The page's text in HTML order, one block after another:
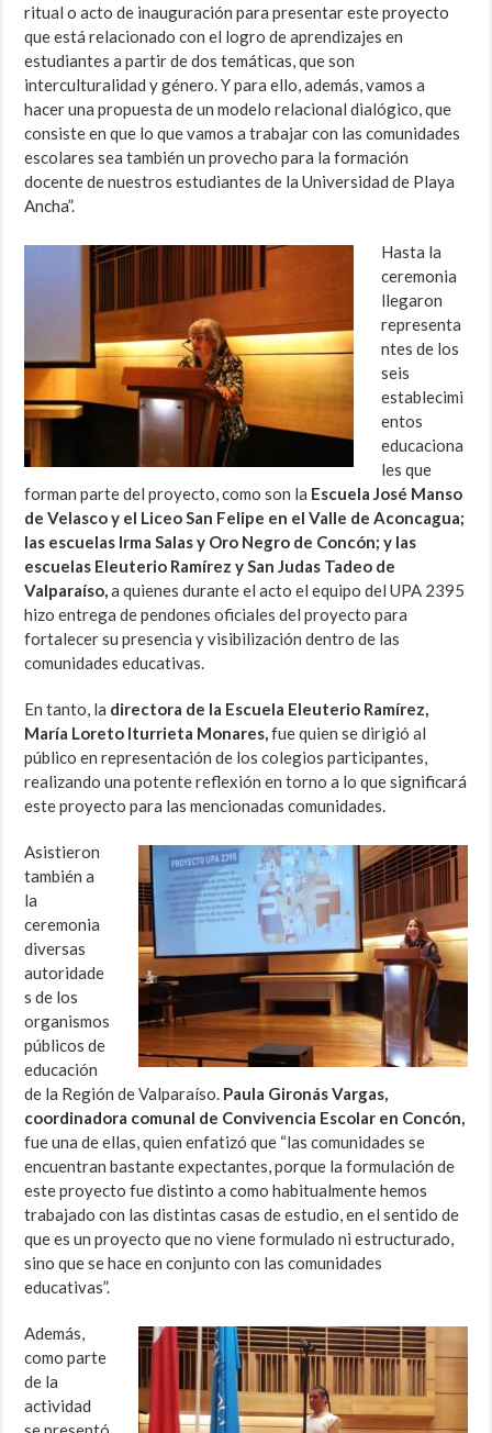
ritual o acto de inauguración para presentar este proyecto
que está relacionado con el logro de aprendizajes en
estudiantes a partir de dos temáticas, que son
interculturalidad y género. Y para ello, además, vamos a
hacer una propuesta de un modelo relacional dialógico, que
consiste en que lo que vamos a trabajar con las comunidades
escolares sea también un provecho para la formación
docente de nuestros estudiantes de la Universidad de Playa
Ancha”.
Hasta la
ceremonia
llegaron
representa
ntes de los
seis
establecimi
entos
educaciona
les que
forman parte del proyecto, como son la Escuela José Manso
de Velasco y el Liceo San Felipe en el Valle de Aconcagua;
las escuelas Irma Salas y Oro Negro de Concón; y las
escuelas Eleuterio Ramírez y San Judas Tadeo de
Valparaíso, a quienes durante el acto el equipo del UPA 2395
hizo entrega de pendones oficiales del proyecto para
fortalecer su presencia y visibilización dentro de las
comunidades educativas.
En tanto, la directora de la Escuela Eleuterio Ramírez,
María Loreto Iturrieta Monares, fue quien se dirigió al
público en representación de los colegios participantes,
realizando una potente reflexión en torno a lo que significará
este proyecto para las mencionadas comunidades.
Asistieron
también a
la
ceremonia
diversas
autoridade
s de los
organismos
públicos de
educación
de la Región de Valparaíso. Paula Gironás Vargas,
coordinadora comunal de Convivencia Escolar en Concón,
fue una de ellas, quien enfatizó que “las comunidades se
encuentran bastante expectantes, porque la formulación de
este proyecto fue distinto a como habitualmente hemos
trabajado con las distintas casas de estudio, en el sentido de
que es un proyecto que no viene formulado ni estructurado,
sino que se hace en conjunto con las comunidades
educativas”.
Además,
como parte
de la
actividad